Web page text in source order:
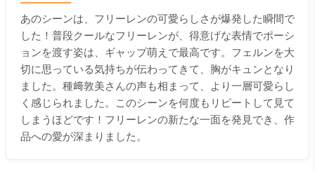
あのシーンは、フリーレンの可愛らしさが爆発した瞬間で
した！普段クールなフリーレンが、得意げな表情でポーシ
ョンを渡す姿は、ギャップ萌えで最高です。フェルンを大
切に思っている気持ちが伝わってきて、胸がキュンとなり
ました。種﨑敦美さんの声も相まって、より一層可愛らし
く感じられました。このシーンを何度もリピートして見て
しまうほどです！フリーレンの新たな一面を発見でき、作
品への愛が深まりました。